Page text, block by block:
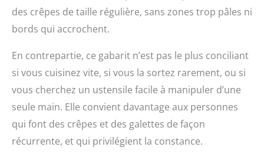
qualité, passe au lave-
fonte émaillée poignée
en fer et râteau en
bois, 32 cm,
poignée : 49,4 x 32,1x
4,9 cm cm, Poids : 3,275
kg, couleur : Noir Mat,
20047320000460
des crêpes de taille régulière, sans zones trop pâles ni
bords qui accrochent.
En contrepartie, ce gabarit n’est pas le plus conciliant
si vous cuisinez vite, si vous la sortez rarement, ou si
vous cherchez un ustensile facile à manipuler d’une
seule main. Elle convient davantage aux personnes
qui font des crêpes et des galettes de façon
récurrente, et qui privilégient la constance.